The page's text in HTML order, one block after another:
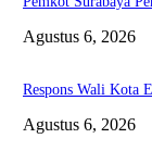
Agustus 6, 2026
Respons Wali Kota
Agustus 6, 2026